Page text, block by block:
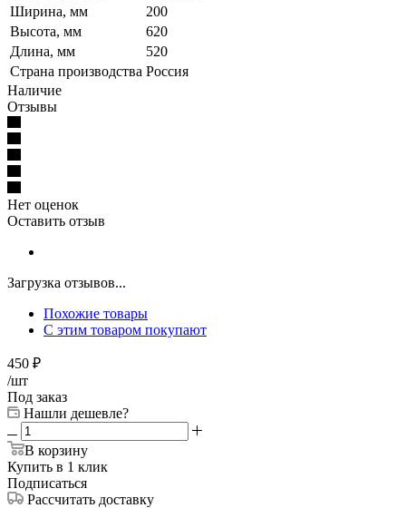
Ширина, мм
200
Высота, мм
620
Длина, мм
520
Страна производства Россия
Наличие
Отзывы
Нет оценок
Оставить отзыв
Загрузка отзывов...
Похожие товары
С этим товаром покупают
450 ₽
/шт
Под заказ
Нашли дешевле?
В корзину
Купить в 1 клик
Подписаться
Рассчитать доставку